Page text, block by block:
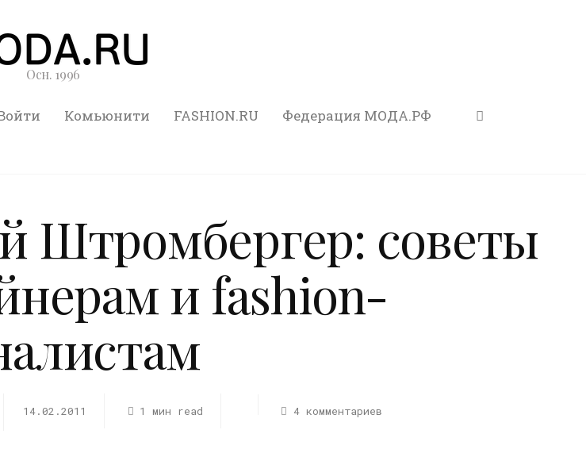
Осн. 1996
Комьюнити FASHION.RU Федерация МОДА.РФ
Штромбергер: советы
и fashion-
14.02.2011 1 мин read 4 комментариев